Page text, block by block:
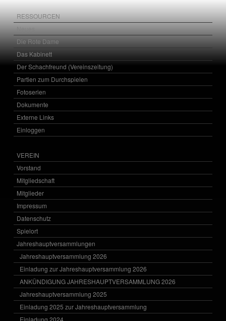
RESSOURCEN
Die Rote Dame
Das Kabinett
Der Schachfreund (Vereinszeitung)
Partien zum Durchspielen
Fotoserien
Dokumente
Externe Links
Einloggen
VEREIN
Vorstand
Mitgliedschaft
Mitglieder
Impressum
Datenschutz
Spielort
Jahreshauptversammlungen
Jahreshauptversammlung 2026
Einladung zur Jahreshauptversammlung 2026
ANKÜNDIGUNG JAHRESHAUPTVERSAMMLUNG 2026
Jahreshauptversammlung 2025
Einladung 2025 zur Jahreshauptversammlung